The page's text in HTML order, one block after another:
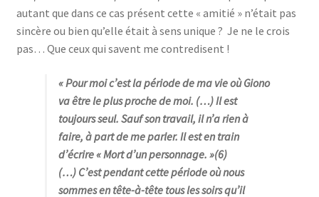
autant que dans ce cas présent cette « amitié » n’était pas
sincère ou bien qu’elle était à sens unique ? Je ne le crois
pas… Que ceux qui savent me contredisent !
« Pour moi c’est la période de ma vie où Giono
va être le plus proche de moi. (…) Il est
toujours seul. Sauf son travail, il n’a rien à
faire, à part de me parler. Il est en train
d’écrire «Mort d’un personnage. »(6)
(…) C’est pendant cette période où nous
sommes en tête-à-tête tous les soirs qu’il